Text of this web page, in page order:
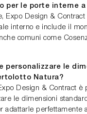
per le porte interne a
Expo Design & Contract
interno e include il
comuni come
personalizzare le
Natura?
Design & Contract è
le dimensioni
adattarle perfettamente